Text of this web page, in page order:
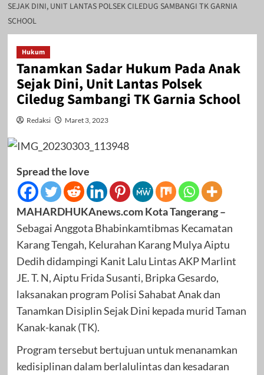
SEJAK DINI, UNIT LANTAS POLSEK CILEDUG SAMBANGI TK GARNIA
SCHOOL
Hukum
Tanamkan Sadar Hukum Pada Anak
Sejak Dini, Unit Lantas Polsek
Ciledug Sambangi TK Garnia School
Redaksi Maret 3, 2023
Spread the love
MAHARDHUKAnews.com Kota Tangerang –
Sebagai Anggota Bhabinkamtibmas Kecamatan
Karang Tengah, Kelurahan Karang Mulya Aiptu
Dedih didampingi Kanit Lalu Lintas AKP Marlint
JE. T. N, Aiptu Frida Susanti, Bripka Gesardo,
laksanakan program Polisi Sahabat Anak dan
Tanamkan Disiplin Sejak Dini kepada murid Taman
Kanak-kanak (TK).
Program tersebut bertujuan untuk menanamkan
kedisiplinan dalam berlalulintas dan kesadaran